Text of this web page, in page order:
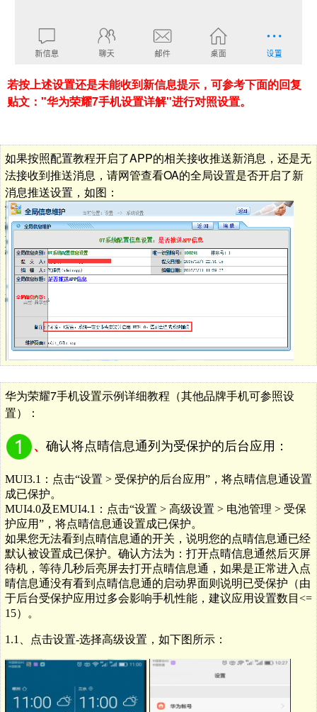
若按上述设置还是未能收到新信息提示，可参考下面的回复
贴文："华为荣耀7手机设置详解"进行对照设置。
如果按照配置教程开启了APP的相关接收推送新消息，还是无
法接收到推送消息，请网管查看OA的全局设置是否开启了新
消息推送设置，如图：
华为荣耀7手机设置示例详细教程（其他品牌手机可参照设
置）：
、 确认将点晴信息通列为受保护的后台应用：
MUI3.1 ：点击“设置 > 受保护的后台应用” ，将点晴信息通设置
成已保护。
MUI4.0及EMUI4.1 ：点击“设置 > 高级设置 > 电池管理 > 受保
护应用” ，将点晴信息通设置成已保护。
如果您无法看到点晴信息通的开关，说明您的点晴信息通已经
默认被设置成已保护。确认方法为：打开点晴信息通然后灭屏
待机，等待几秒后亮屏去打开点晴信息通，如果是正常进入点
晴信息通没有看到点晴信息通的启动界面则说明已受保护（由
于后台受保护应用过多会影响手机性能，建议应用设置数目 <=
15）。
1.1、点击设置-选择高级设置，如下图所示：